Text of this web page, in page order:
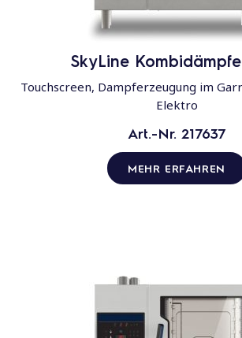
SkyLine
Touchscreen, Dampferzeugung im
Elektro
Art.-Nr. 217637
MEHR ERFAHREN